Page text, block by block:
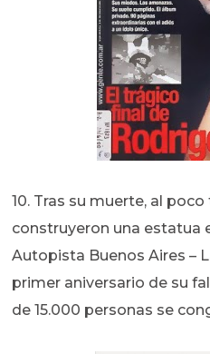
10. Tras su muerte, al
construyeron una estatua
Autopista Buenos Aires –
primer aniversario de su
de 15.000 personas se